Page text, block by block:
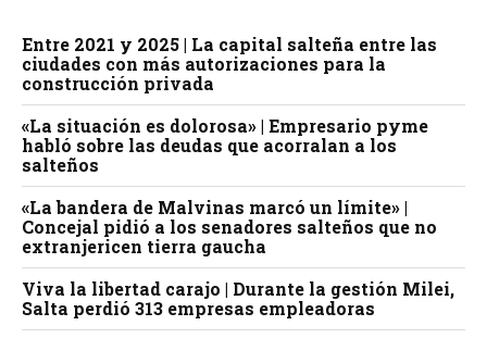
Entre 2021 y 2025 | La capital salteña entre las
ciudades con más autorizaciones para la
construcción privada
«La situación es dolorosa» | Empresario pyme
habló sobre las deudas que acorralan a los
salteños
«La bandera de Malvinas marcó un límite» |
Concejal pidió a los senadores salteños que no
extranjericen tierra gaucha
Viva la libertad carajo | Durante la gestión Milei,
Salta perdió 313 empresas empleadoras